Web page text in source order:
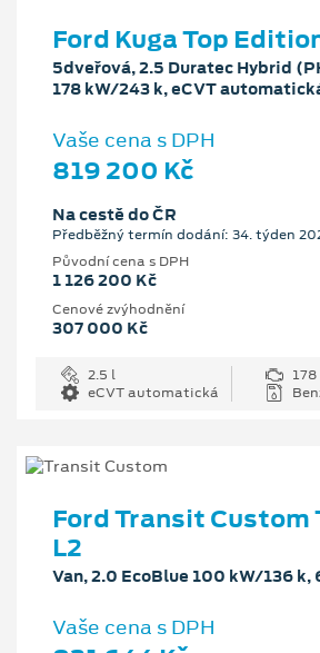
Ford Kuga Top
5dveřová, 2.5 Duratec Hybrid
178 kW/243 k, eCVT
Vaše cena s DPH
819 200 Kč
Na cestě do ČR
Předběžný termín dodání: 34. týden
Původní cena s DPH
1 126 200 Kč
Cenové zvýhodnění
307 000 Kč
2.5 l
eCVT automatická
Ford Transit Custom
L2
Van, 2.0 EcoBlue 100 kW/136 k,
Vaše cena s DPH